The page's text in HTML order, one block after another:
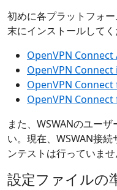
初めに各プラットフォ
末にインストールしてく
OpenVPN
OpenVPN Connect
OpenVPN Connect
OpenVPN
また、WSWANのユー
い。現在、WSWAN接
ンテストは行っていませ
設定ファイルの